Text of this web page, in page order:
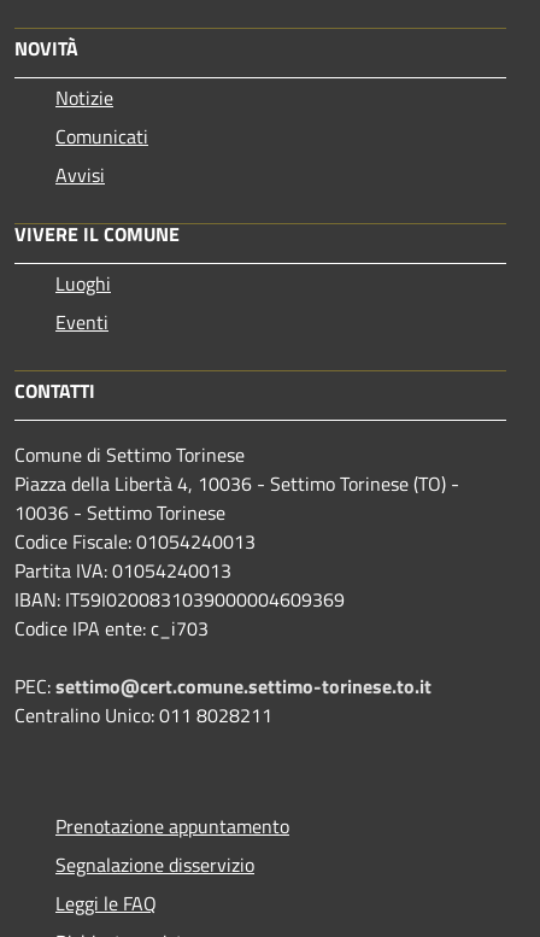
NOVITÀ
Notizie
Comunicati
Avvisi
VIVERE IL COMUNE
Luoghi
Eventi
CONTATTI
Comune di Settimo Torinese
Piazza della Libertà 4, 10036 - Settimo Torinese (TO) -
10036 - Settimo Torinese
Codice Fiscale: 01054240013
Partita IVA: 01054240013
IBAN: IT59I0200831039000004609369
Codice IPA ente: c_i703
PEC:settimo@cert.comune.settimo-torinese.to.it
Centralino Unico: 011 8028211
Prenotazione appuntamento
Segnalazione disservizio
Leggi le FAQ